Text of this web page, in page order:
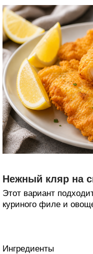
Нежный кляр на
Этот вариант
куриного филе и
Ингредиенты